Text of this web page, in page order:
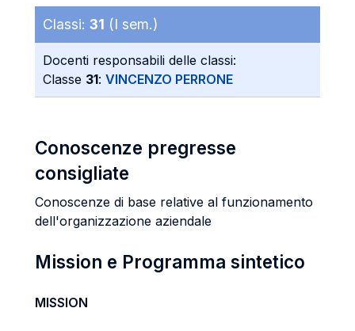
Classi: 31 (I sem.)
Docenti responsabili delle classi:
Classe 31: VINCENZO PERRONE
Conoscenze pregresse
consigliate
Conoscenze di base relative al funzionamento
dell'organizzazione aziendale
Mission e Programma sintetico
MISSION